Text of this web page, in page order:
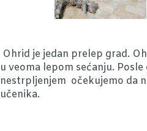
Ohrid je jedan prelep grad.
u veoma lepom sećanju.
nestrpljenjem očekujemo da
učenika.